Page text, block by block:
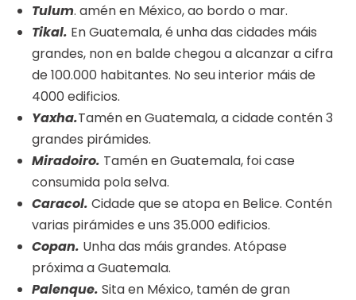
Tulum. amén en México, ao bordo o mar.
Tikal. En Guatemala, é unha das cidades máis
grandes, non en balde chegou a alcanzar a cifra
de 100.000 habitantes. No seu interior máis de
4000 edificios.
Yaxha.Tamén en Guatemala, a cidade contén 3
grandes pirámides.
Miradoiro. Tamén en Guatemala, foi case
consumida pola selva.
Caracol. Cidade que se atopa en Belice. Contén
varias pirámides e uns 35.000 edificios.
Copan. Unha das máis grandes. Atópase
próxima a Guatemala.
Palenque. Sita en México, tamén de gran